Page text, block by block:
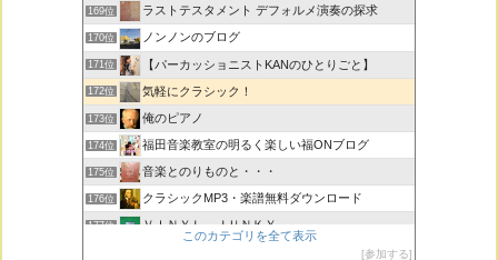
169位 ラストテスタメント デフォルメ演奏の探求
170位 ノンノンのブログ
171位 【パーカッショニストKANのひとりごと】
172位 気軽にクラシック！
173位 俺のピアノ
174位 福田音楽教室の明るく楽しい福ONブログ
175位 音楽とのりものと・・・
176位 クラシックMP3・楽譜無料ダウンロード
177位 ＶＩＮＹＬ ＪＵＮＫＹ
このカテゴリを全て表示
参加する